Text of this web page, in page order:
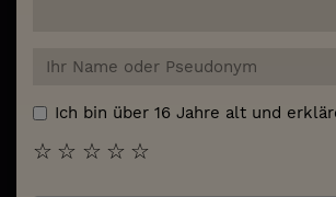
Ich bin über 16 Jahre alt und
☆
☆
☆
☆
☆